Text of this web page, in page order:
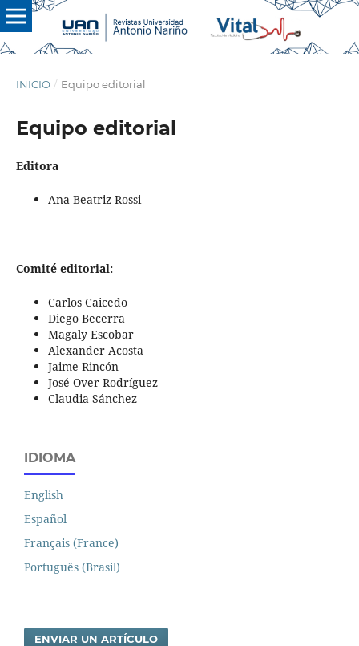
INICIO / Equipo editorial
Equipo editorial
Editora
Ana Beatriz Rossi
Comité editorial:
Carlos Caicedo
Diego Becerra
Magaly Escobar
Alexander Acosta
Jaime Rincón
José Over Rodríguez
Claudia Sánchez
IDIOMA
English
Español
Français (France)
Português (Brasil)
ENVIAR UN ARTÍCULO